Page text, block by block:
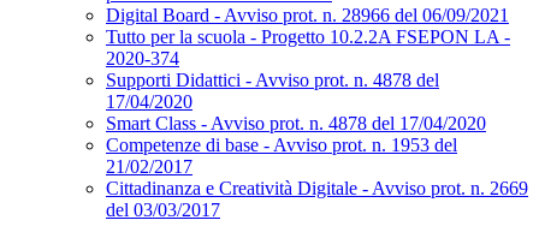
Digital Board - Avviso prot. n. 28966 del 06/09/2021
Tutto per la scuola - Progetto 10.2.2A FSEPON LA -
2020-374
Supporti Didattici - Avviso prot. n. 4878 del
17/04/2020
Smart Class - Avviso prot. n. 4878 del 17/04/2020
Competenze di base - Avviso prot. n. 1953 del
21/02/2017
Cittadinanza e Creatività Digitale - Avviso prot. n. 2669
del 03/03/2017